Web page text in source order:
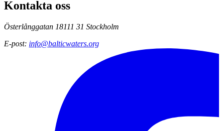
Kontakta oss
Österlånggatan 18111 31 Stockholm
E-post: info@balticwaters.org